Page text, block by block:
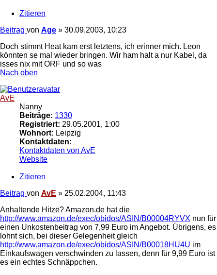
Zitieren
Beitrag von Age » 30.09.2003, 10:23
Doch stimmt Heat kam erst letztens, ich erinner mich. Leon
könnten se mal wieder bringen. Wir ham halt a nur Kabel, da
isses nix mit ORF und so was
Nach oben
AvE
Nanny
Beiträge: 1330
Registriert: 29.05.2001, 1:00
Wohnort: Leipzig
Kontaktdaten:
Kontaktdaten von AvE
Website
Zitieren
Beitrag von AvE » 25.02.2004, 11:43
Anhaltende Hitze? Amazon.de hat die
http://www.amazon.de/exec/obidos/ASIN/B00004RYVX nun für
einen Unkostenbeitrag von 7,99 Euro im Angebot. Übrigens, es
lohnt sich, bei dieser Gelegenheit gleich
http://www.amazon.de/exec/obidos/ASIN/B00018HU4U im
Einkaufswagen verschwinden zu lassen, denn für 9,99 Euro ist
es ein echtes Schnäppchen.